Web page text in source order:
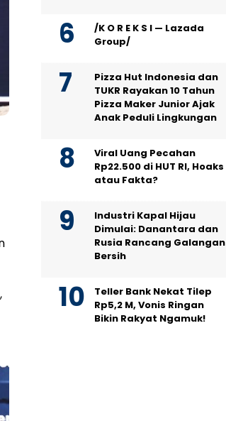
/K O R E K S I — Lazada
Group/
Pizza Hut Indonesia dan
TUKR Rayakan 10 Tahun
Pizza Maker Junior Ajak
Anak Peduli Lingkungan
Viral Uang Pecahan
Rp22.500 di HUT RI, Hoaks
atau Fakta?
Industri Kapal Hijau
Dimulai: Danantara dan
Rusia Rancang Galangan
Bersih
Teller Bank Nekat Tilep
Rp5,2 M, Vonis Ringan
Bikin Rakyat Ngamuk!